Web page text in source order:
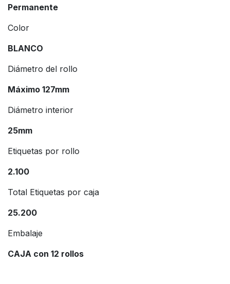
Permanente
Color
BLANCO
Diámetro del rollo
Máximo 127mm
Diámetro interior
25mm
Etiquetas por rollo
2.100
Total Etiquetas por caja
25.200
Embalaje
CAJA con 12 rollos